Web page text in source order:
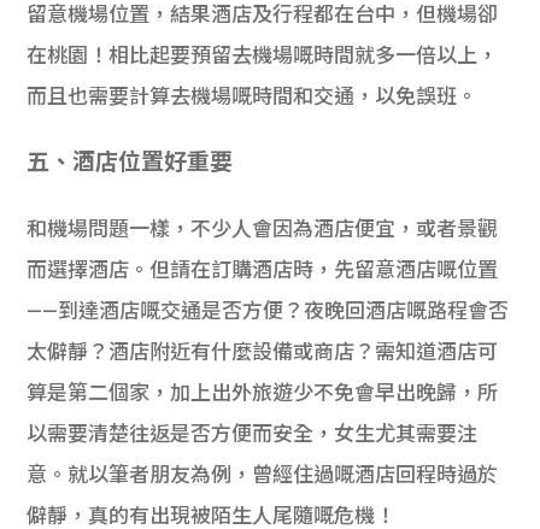
留意機場位置，結果酒店及行程都在台中，但機場卻
在桃園！相比起要預留去機場嘅時間就多一倍以上，
而且也需要計算去機場嘅時間和交通，以免誤班。
五、酒店位置好重要
和機場問題一樣，不少人會因為酒店便宜，或者景觀
而選擇酒店。但請在訂購酒店時，先留意酒店嘅位置
——到達酒店嘅交通是否方便？夜晚回酒店嘅路程會否
太僻靜？酒店附近有什麼設備或商店？需知道酒店可
算是第二個家，加上出外旅遊少不免會早出晚歸，所
以需要清楚往返是否方便而安全，女生尤其需要注
意。就以筆者朋友為例，曾經住過嘅酒店回程時過於
僻靜，真的有出現被陌生人尾隨嘅危機！